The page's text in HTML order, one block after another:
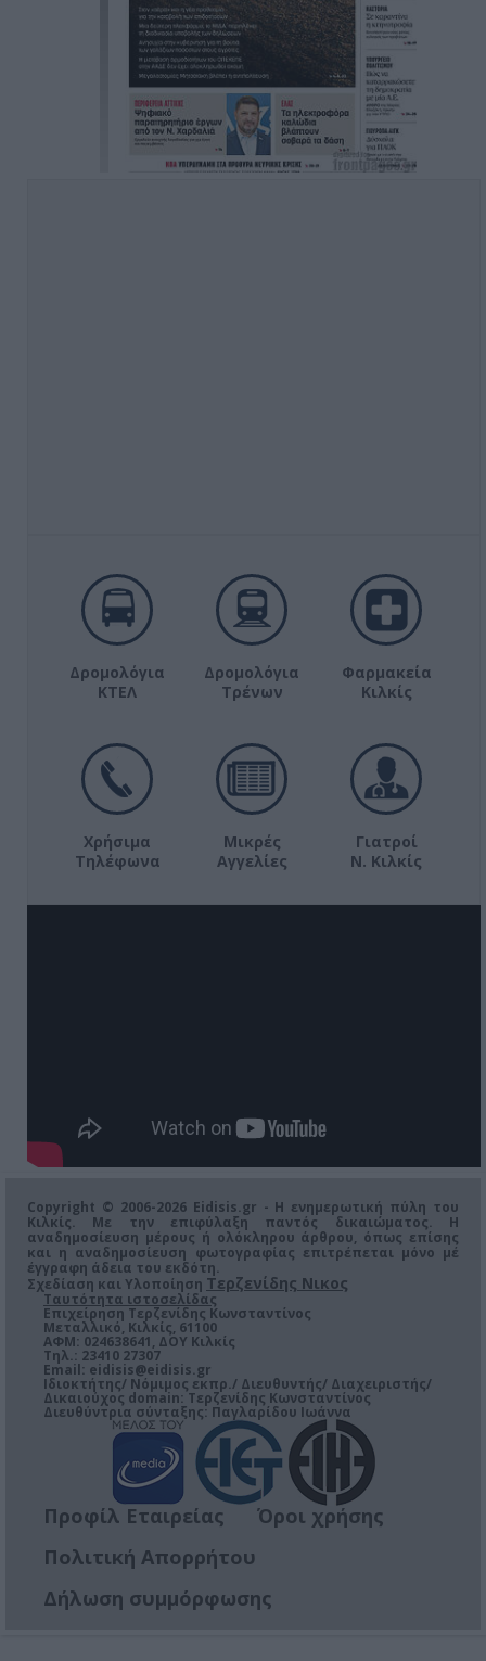
Δρομολόγια
ΚΤΕΛ
Δρομολόγια
Τρένων
Φαρμακεία
Κιλκίς
Χρήσιμα
Τηλέφωνα
Μικρές
Αγγελίες
Γιατροί
Ν. Κιλκίς
Copyright © 2006-2026 Eidisis.gr - Η ενημερωτική πύλη του
Κιλκίς. Με την επιφύλαξη παντός δικαιώματος. Η
αναδημοσίευση μέρους ή ολόκληρου άρθρου, όπως επίσης
και η αναδημοσίευση φωτογραφίας επιτρέπεται μόνο μέ
έγγραφη άδεια του εκδότη.
Σχεδίαση και Υλοποίηση Τερζενίδης Νικος
Ταυτότητα ιστοσελίδας
Επιχείρηση Τερζενίδης Κωνσταντίνος
Μεταλλικό, Κιλκίς, 61100
ΑΦΜ: 024638641, ΔΟΥ Κιλκίς
Τηλ.: 23410 27307
Email: eidisis@eidisis.gr
Ιδιοκτήτης/ Νόμιμος εκπρ./ Διευθυντής/ Διαχειριστής/
Δικαιούχος domain: Τερζενίδης Κωνσταντίνος
Διευθύντρια σύνταξης: Παγλαρίδου Ιωάννα
Προφίλ Εταιρείας
Όροι χρήσης
Πολιτική Απορρήτου
Δήλωση συμμόρφωσης